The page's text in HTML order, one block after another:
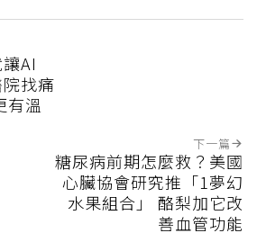
AI
找痛
有溫
下一篇
糖尿病前期怎麼救？美國
心臟協會研究推「1夢幻
水果組合」 酪梨加它改
善血管功能